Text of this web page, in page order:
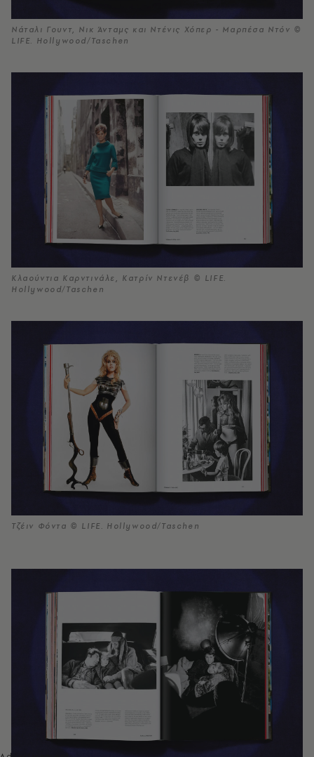
Νάταλι Γουντ, Νικ Άνταμς και Ντένις Χόπερ - Μαρπέσα Ντόν ©
LIFE. Hollywood/Taschen
Κλαούντια Καρντινάλε, Κατρίν Ντενέβ © LIFE.
Hollywood/Taschen
Τζέιν Φόντα © LIFE. Hollywood/Taschen